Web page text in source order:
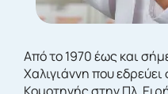
Από το 1970 έως και
Χαλιγιάννη που